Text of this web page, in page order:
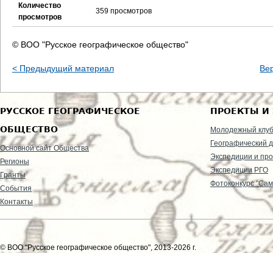
Количество
просмотров
359 просмотров
© ВОО "Русское географическое общество"
< Предыдущий материал
РУССКОЕ ГЕОГРАФИЧЕСКОЕ
ОБЩЕСТВО
Основной сайт Общества
Регионы
Гранты
События
Контакты
ПРОЕКТЫ И
Молодежный клуб
Географический
Экспедиции и
Экспедиции РГО
Фотоконкурс
© ВОО "Русское географическое общество", 2013-2026 г.